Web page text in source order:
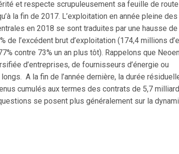
et respecte scrupuleusement sa feuille de
la fin de 2017. L’exploitation en année pleine
en 2018 se sont traduites par une hausse de
l’excédent brut d’exploitation (174,4 millions
contre 73% un an plus tôt). Rappelons que
d’entreprises, de fournisseurs d’énergie ou
A la fin de l’année dernière, la durée
cumulés aux termes des contrats de 5,7
se posent plus généralement sur la